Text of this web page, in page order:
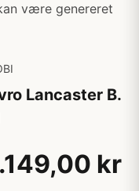
være genereret
Lancaster B.
kr